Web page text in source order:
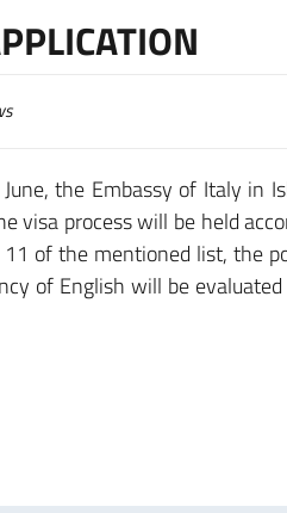
the Embassy of Italy in
visa process will be held
of the mentioned list, the
of English will be